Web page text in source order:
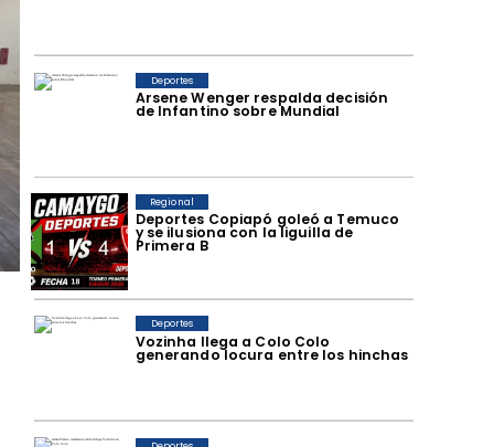
Arsene Wenger respalda decisión
de Infantino sobre Mundial
Deportes
Deportes Copiapó goleó a Temuco
y se ilusiona con la liguilla de
Primera B
Regional
Vozinha llega a Colo Colo
generando locura entre los hinchas
Deportes